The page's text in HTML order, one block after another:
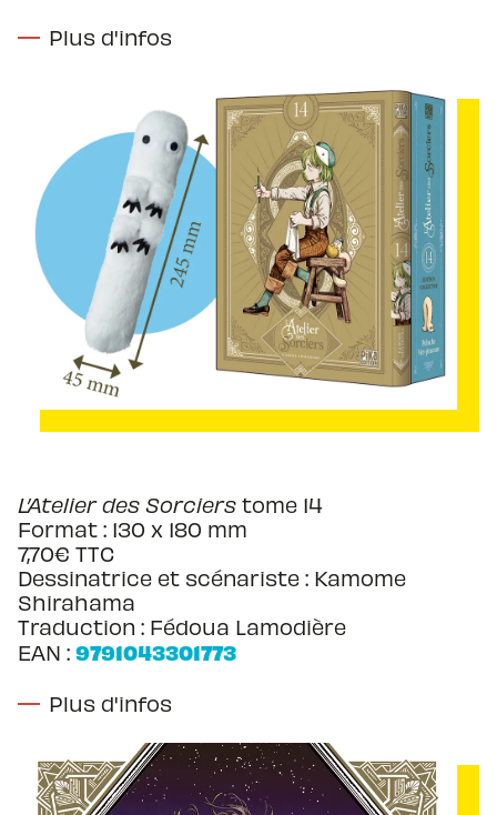
Plus d'infos
L’Atelier des Sorciers tome 14
Format : 130 x 180 mm
7,70€ TTC
Dessinatrice et scénariste : Kamome
Shirahama
Traduction : Fédoua Lamodière
EAN : 9791043301773
Plus d'infos